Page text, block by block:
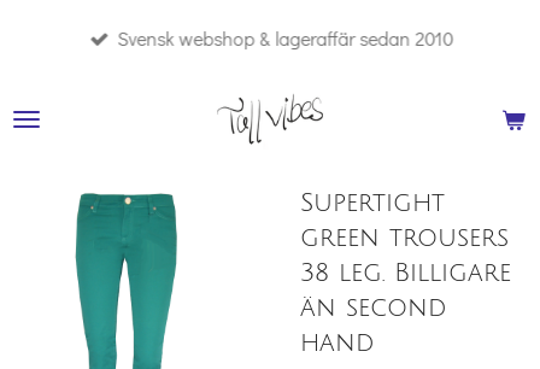
Svensk webshop & lageraffär sedan 2010
Supertight
green trousers
38 leg. Billigare
än second
hand